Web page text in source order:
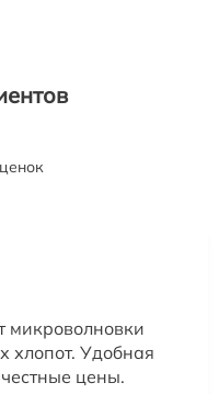
микроволновки
хлопот. Удобная
цены.